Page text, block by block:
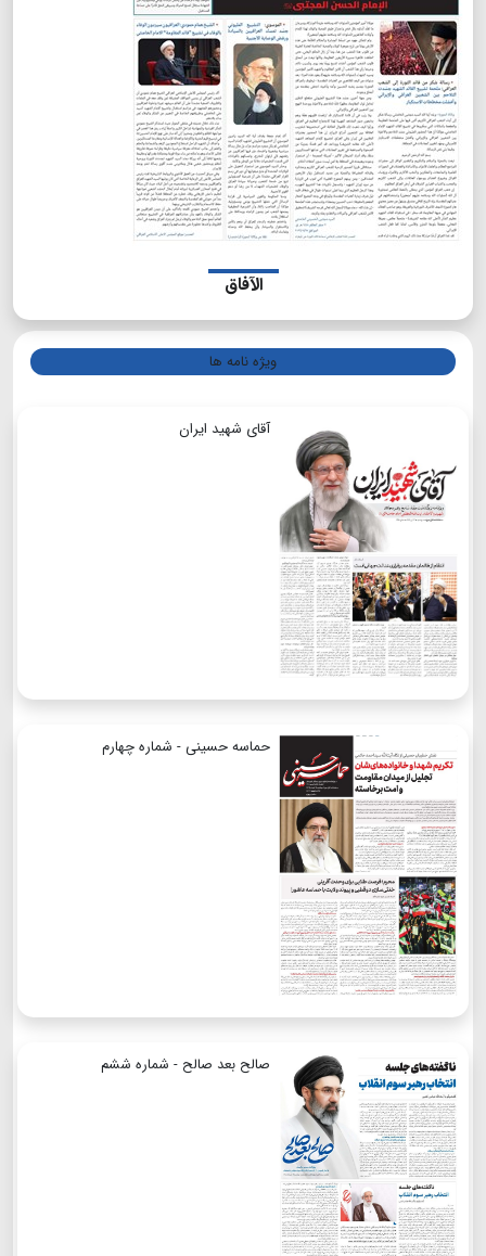
الآفاق
ویژه نامه ها
آقای شهید ایران
حماسه حسینی - شماره چهارم
صالح بعد صالح - شماره ششم